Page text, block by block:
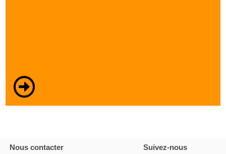
Nous contacter Suivez-nous